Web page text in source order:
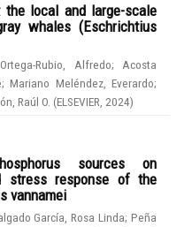
local and large-scale
whales (Eschrichtius
Ortega-Rubio, Alfredo; Acosta
; Mariano Meléndez, Everardo;
Raúl O. (ELSEVIER 2024)
sources on
stress response of the
vannamei
García, Rosa Linda; Peña